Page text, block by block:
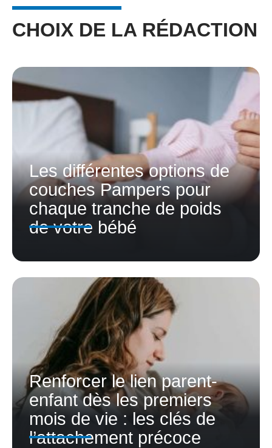
CHOIX DE LA RÉDACTION
Les différentes options de
couches Pampers pour
chaque tranche de poids
de votre bébé
Renforcer le lien parent-
enfant dès les premiers
mois de vie : les clés de
l’attachement précoce